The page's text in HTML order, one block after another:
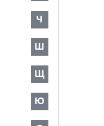
Ч
Ш
Щ
Ю